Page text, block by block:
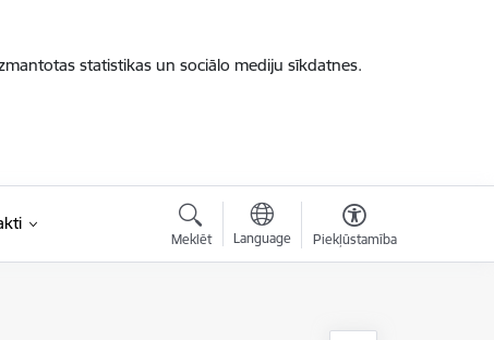
statistikas un sociālo mediju sīkdatnes.
Meklēt Language Piekļūstamība